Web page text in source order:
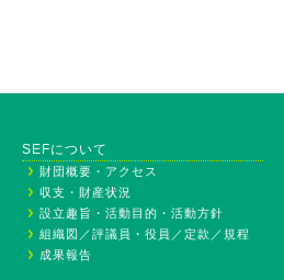
SEFについて
財団概要・アクセス
収支・財産状況
設立趣旨・活動目的・活動方針
組織図／評議員・役員／定款／規程
成果報告